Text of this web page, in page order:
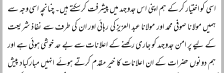
اسی کو اختیار کر کے ہم اپنی اس جدوجہد میں پیشرفت کر سکتے ہیں۔ چنانچہ اسی وجہ سے
ہمیں مولانا صوفی محمد اور مولانا عبد العزیز کی رہائی اور ان کی طرف سے نفاذ شریعت
کے لیے پر امن جدوجہد کو جاری رکھنے کے اعلانات سے بے حد خوشی ہوئی ہے اور
ہم دونوں حضرات کے ان اعلانات کا خیر مقدم کرتے ہوئے انہیں مبارکباد پیش